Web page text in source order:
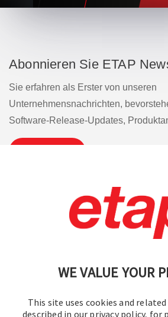
WE VALUE YOUR
This site uses cookies and
described in our privacy policy, for
Abonnieren Sie ETAP
Sie erfahren als Erster von unseren
Unternehmensnachrichten,
Software-Release-Updates,
Kontakt aufnehmen. |
Datenschutzrichtlinie |